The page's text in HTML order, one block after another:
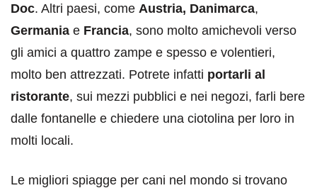
Doc. Altri paesi, come Austria, Danimarca,
Germania e Francia, sono molto amichevoli verso
gli amici a quattro zampe e spesso e volentieri,
molto ben attrezzati. Potrete infatti portarli al
ristorante, sui mezzi pubblici e nei negozi, farli bere
dalle fontanelle e chiedere una ciotolina per loro in
molti locali.
Le migliori spiagge per cani nel mondo si trovano